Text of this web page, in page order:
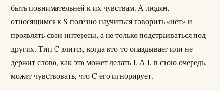
быть повнимательней к их чувствам. А людям,
относящимся к S полезно научиться говорить «нет» и
проявлять свои интересы, а не только подстраиваться под
других. Тип C злится, когда кто-то опаздывает или не
держит слово, как это может делать I. А I, в свою очередь,
может чувствовать, что C его игнорирует.